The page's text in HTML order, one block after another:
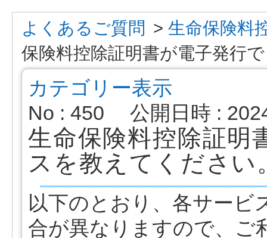
よくあるご質問 > 生命保険料
保険料控除証明書が電子発行
カテゴリー表示
No : 450
公開日時 :
生命保険料控除証明
スを教えてください
以下のとおり、各サービ
合が異なりますので、ご